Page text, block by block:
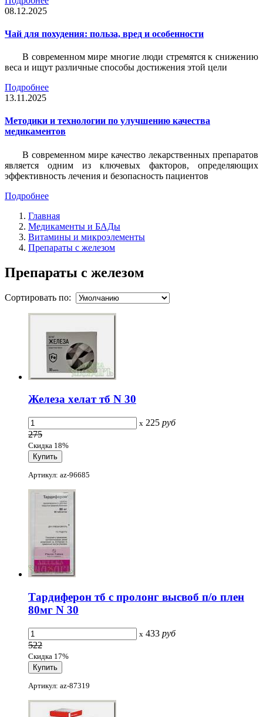
08.12.2025
Чай для похудения: польза, вред и особенности
В современном мире многие люди стремятся к снижению
веса и ищут различные способы достижения этой цели
Подробнее
13.11.2025
Методики и технологии по улучшению качества
медикаментов
В современном мире качество лекарственных препаратов
является одним из ключевых факторов, определяющих
эффективность лечения и безопасность пациентов
Подробнее
Главная
Медикаменты и БАДы
Витамины и микроэлементы
Препараты с железом
Препараты с железом
Сортировать по:
Железа хелат тб N 30
x 225 руб
275
Скидка 18%
Артикул: az-96685
Тардиферон тб с пролонг высвоб п/о плен
80мг N 30
x 433 руб
522
Скидка 17%
Артикул: az-87319